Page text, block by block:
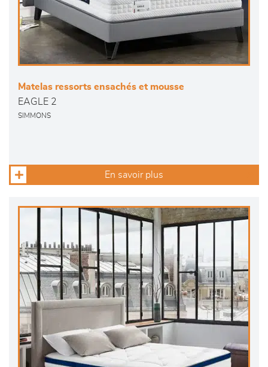
Matelas ressorts ensachés et mousse
EAGLE 2
SIMMONS
En savoir plus